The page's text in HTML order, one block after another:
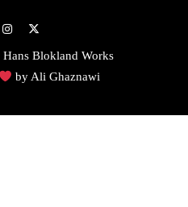
Blokland Works
by Ali Ghaznawi